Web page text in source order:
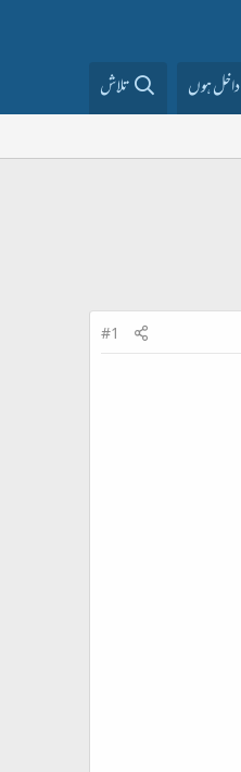
داخل ہوں تلاش
#1